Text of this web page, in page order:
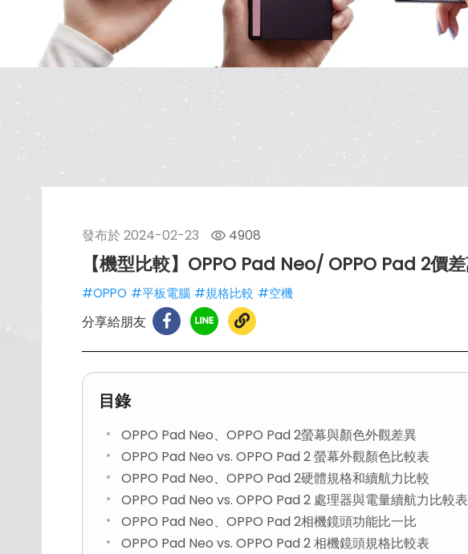
發布於 2024-02-23 4908
【機型比較】OPPO Pad Neo/ OPPO Pad 2價
#OPPO #平板電腦 #規格比較 #空機
分享給朋友
目錄
OPPO Pad Neo、OPPO Pad 2螢幕與顏色外觀差異
OPPO Pad Neo vs. OPPO Pad 2 螢幕外觀顏色比較表
OPPO Pad Neo、OPPO Pad 2硬體規格和續航力比較
OPPO Pad Neo vs. OPPO Pad 2 處理器與電量續航力比較表
OPPO Pad Neo、OPPO Pad 2相機鏡頭功能比一比
OPPO Pad Neo vs. OPPO Pad 2 相機鏡頭規格比較表